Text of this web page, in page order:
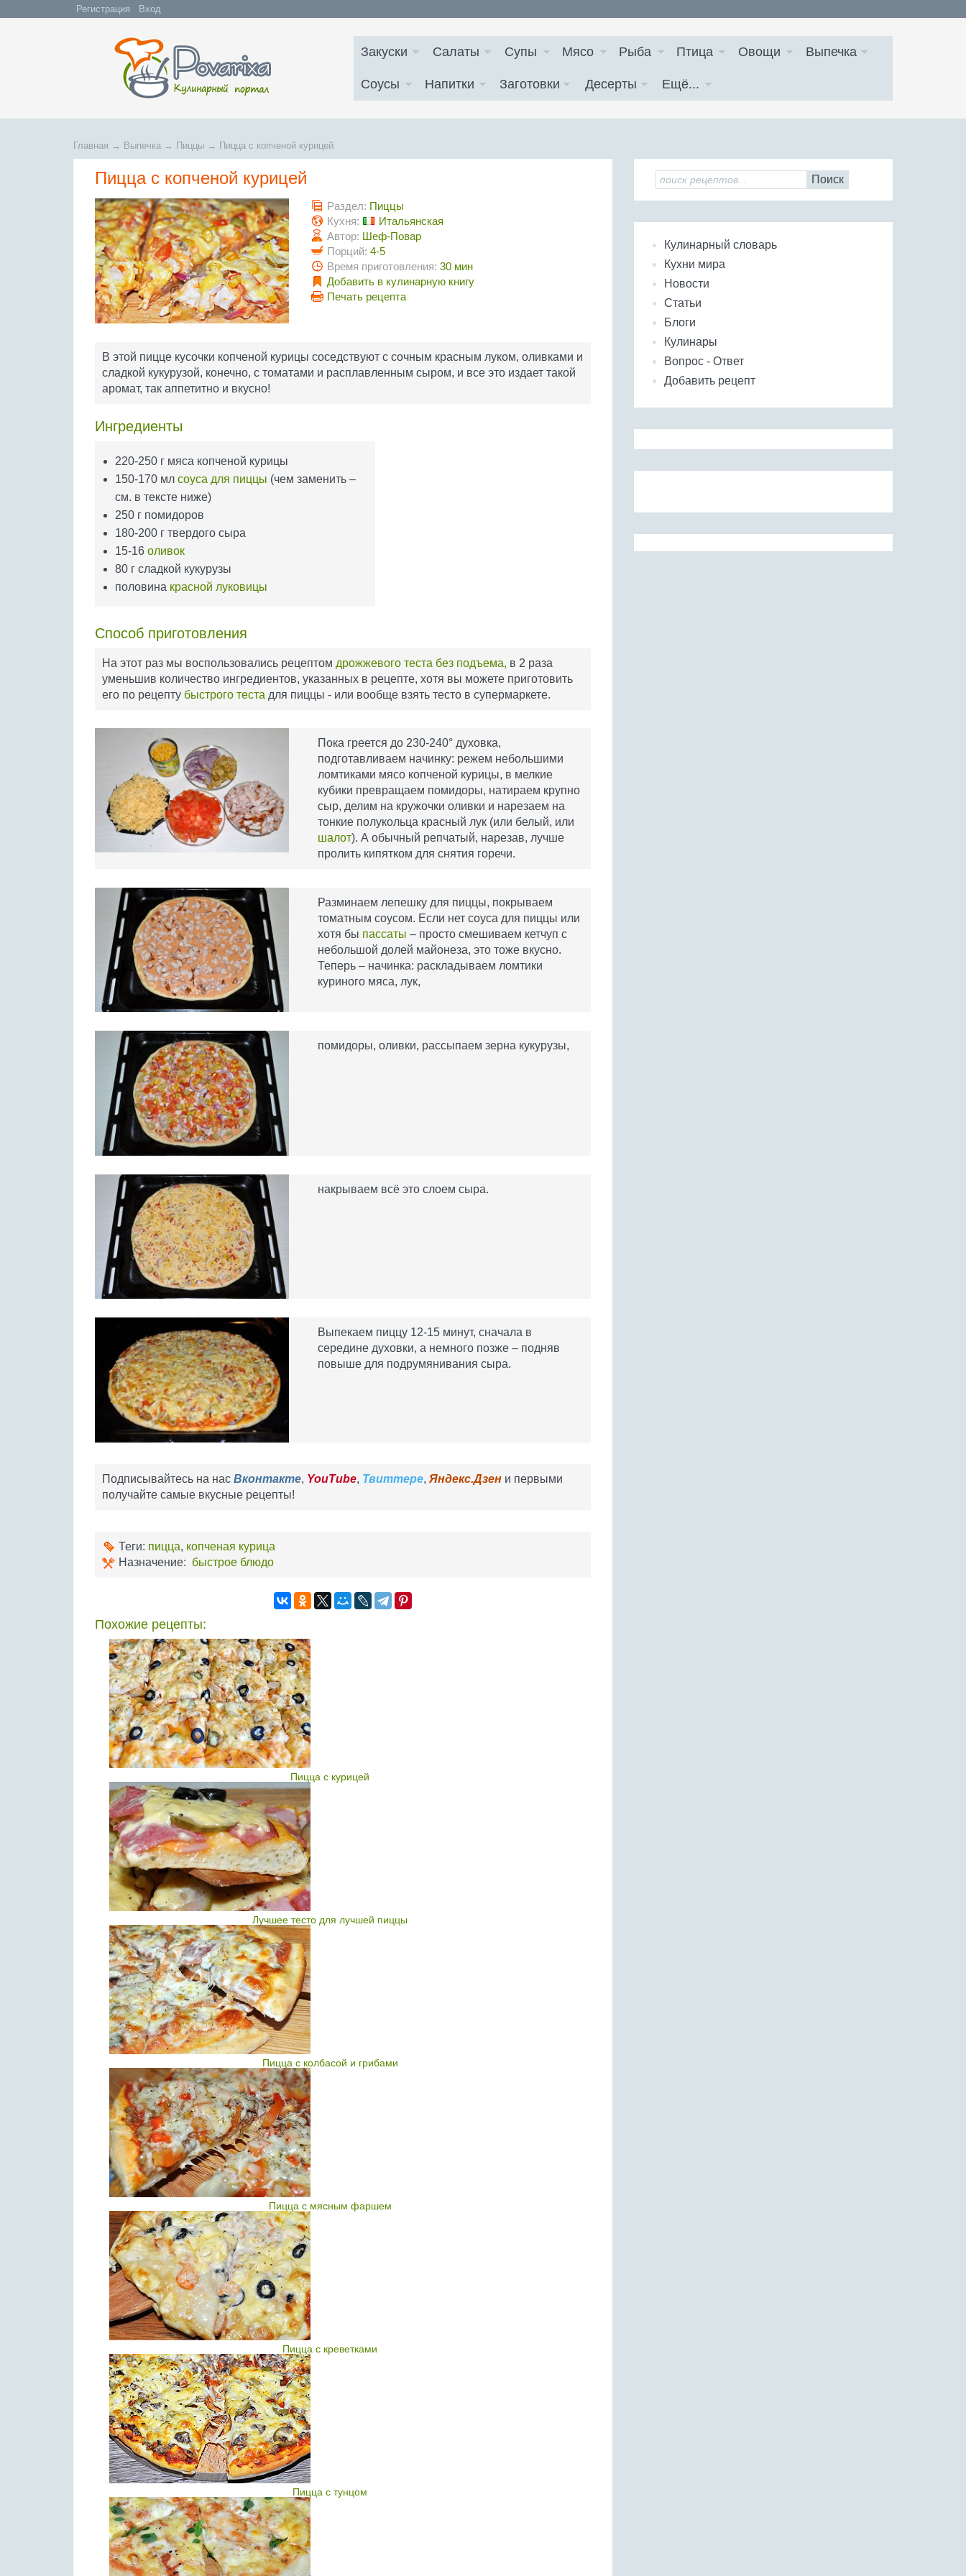
Регистрация Вход
Закуски Салаты Супы Мясо Рыба Птица Овощи Выпечка
Соусы Напитки Заготовки Десерты Ещё...
Главная → Выпечка → Пиццы → Пицца с копченой курицей
Пицца с копченой курицей
Раздел: Пиццы
Кухня:
Итальянская
Автор: Шеф-Повар
Порций: 4-5
Время приготовления: 30 мин
Добавить в кулинарную книгу
Печать рецепта
В этой пицце кусочки копченой курицы соседствуют с сочным красным луком, оливками и
сладкой кукурузой, конечно, с томатами и расплавленным сыром, и все это издает такой
аромат, так аппетитно и вкусно!
Ингредиенты
220-250 г мяса копченой курицы
150-170 мл соуса для пиццы (чем заменить –
см. в тексте ниже)
250 г помидоров
180-200 г твердого сыра
15-16 оливок
80 г сладкой кукурузы
половина красной луковицы
Способ приготовления
На этот раз мы воспользовались рецептом дрожжевого теста без подъема, в 2 раза
уменьшив количество ингредиентов, указанных в рецепте, хотя вы можете приготовить
его по рецепту быстрого теста для пиццы - или вообще взять тесто в супермаркете.
Пока греется до 230-240° духовка,
подготавливаем начинку: режем небольшими
ломтиками мясо копченой курицы, в мелкие
кубики превращаем помидоры, натираем крупно
сыр, делим на кружочки оливки и нарезаем на
тонкие полукольца красный лук (или белый, или
шалот). А обычный репчатый, нарезав, лучше
пролить кипятком для снятия горечи.
Разминаем лепешку для пиццы, покрываем
томатным соусом. Если нет соуса для пиццы или
хотя бы пассаты – просто смешиваем кетчуп с
небольшой долей майонеза, это тоже вкусно.
Теперь – начинка: раскладываем ломтики
куриного мяса, лук,
помидоры, оливки, рассыпаем зерна кукурузы,
накрываем всё это слоем сыра.
Выпекаем пиццу 12-15 минут, сначала в
середине духовки, а немного позже – подняв
повыше для подрумянивания сыра.
Подписывайтесь на нас Вконтакте, YouTube, Твиттере, Яндекс.Дзен и первыми
получайте самые вкусные рецепты!
Теги: пицца, копченая курица
Назначение: быстрое блюдо
Похожие рецепты:
Пицца с курицей
Лучшее тесто для лучшей пиццы
Пицца с колбасой и грибами
Пицца с мясным фаршем
Пицца с креветками
Пицца с тунцом
Поиск
Кулинарный словарь
Кухни мира
Новости
Статьи
Блоги
Кулинары
Вопрос - Ответ
Добавить рецепт